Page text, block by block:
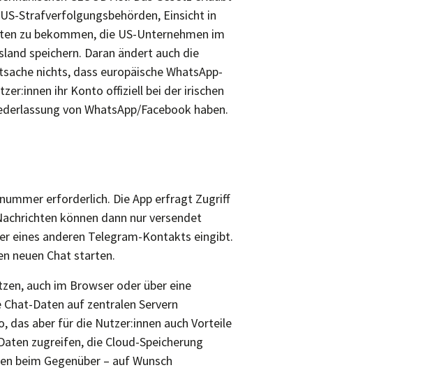
Strafverfolgungsbehörden, Einsicht in
zu bekommen, die US-Unternehmen im
speichern. Daran ändert auch die
nichts, dass europäische WhatsApp-
ihr Konto offiziell bei der irischen
von WhatsApp/Facebook haben.
erforderlich. Die App erfragt Zugriff
können dann nur versendet
eines anderen Telegram-Kontakts eingibt.
neuen Chat starten.
auch im Browser oder über eine
Daten auf zentralen Servern
das aber für die Nutzer:innen auch Vorteile
zugreifen, die Cloud-Speicherung
beim Gegenüber – auf Wunsch